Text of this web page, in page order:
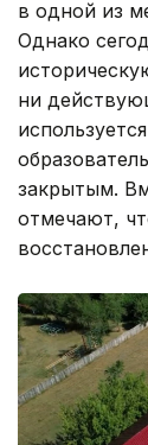
в одной из
Однако
ни
закрытым.
отмечают,